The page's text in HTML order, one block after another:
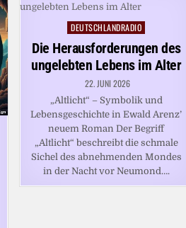
Posted
DEUTSCHLANDRADIO
Die Herausforderungen des
ungelebten Lebens im Alter
22. JUNI 2026
„Altlicht“ – Symbolik und
Lebensgeschichte in Ewald Arenz’
neuem Roman Der Begriff
„Altlicht“ beschreibt die schmale
Sichel des abnehmenden Mondes
in der Nacht vor Neumond….